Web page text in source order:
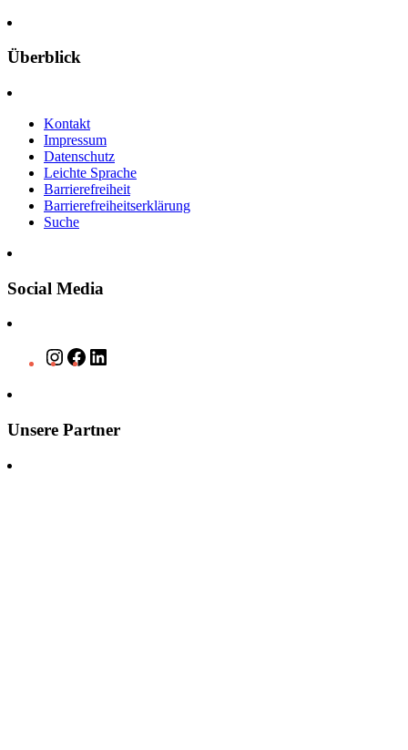
Überblick
Kontakt
Impressum
Datenschutz
Leichte Sprache
Barrierefreiheit
Barrierefreiheitserklärung
Suche
Social Media
InstagramFacebook
Unsere Partner